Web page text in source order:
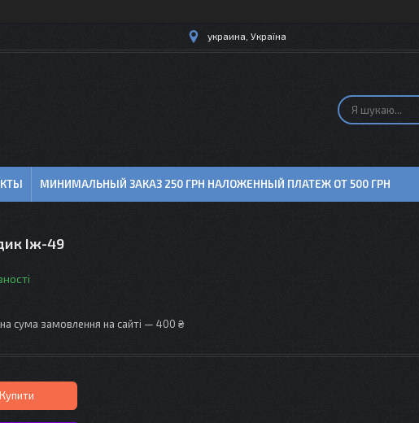
украина, Україна
МИНИМАЛЬНЫЙ ЗАКАЗ 250 ГРН НАЛОЖЕННЫЙ ПЛАТЕЖ ОТ 500 ГРН
Іж-49
сума замовлення на сайті — 400 ₴
Купити